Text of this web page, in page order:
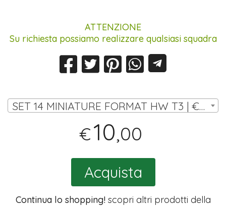
ATTENZIONE
Su richiesta possiamo realizzare qualsiasi squadra
SET 14 MINIATURE FORMAT HW T3 | € 10,00
€10,00
Acquista
Continua lo shopping!scopri altri prodotti della